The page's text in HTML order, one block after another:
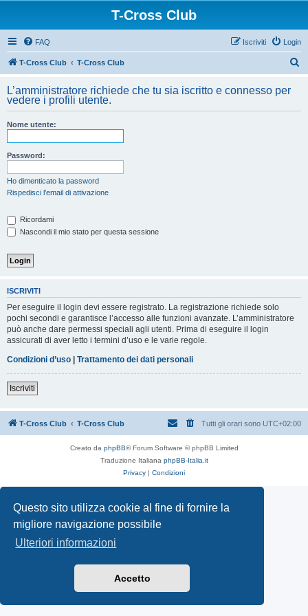
Questo sito utilizza cookie al fine di fornire la
migliore navigazione possibile
Ulteriori informazioni
Accetto
T-Cross Club
FAQ Login
Iscriviti
T-Cross Club T-Cross Club
c
L’amministratore richiede che tu sia iscritto e connesso per
vedere i profili utente.
Nome utente:
Password:
Ho dimenticato la password
Rispedisci l’email di attivazione
Ricordami
Nascondi il mio stato per questa sessione
ISCRIVITI
Per eseguire il login devi essere registrato. La registrazione richiede solo
pochi secondi e garantisce l’accesso alle funzioni avanzate. L’amministratore
può anche dare permessi speciali agli utenti. Prima di eseguire il login
assicurati di aver letto i termini d’uso e le varie regole.
Condizioni d’uso | Trattamento dei dati personali
Iscriviti
T-Cross Club T-Cross Club Tutti gli orari sono UTC+02:00
Creato da phpBB® Forum Software © phpBB Limited
Traduzione Italiana phpBB-Italia.it
Privacy | Condizioni